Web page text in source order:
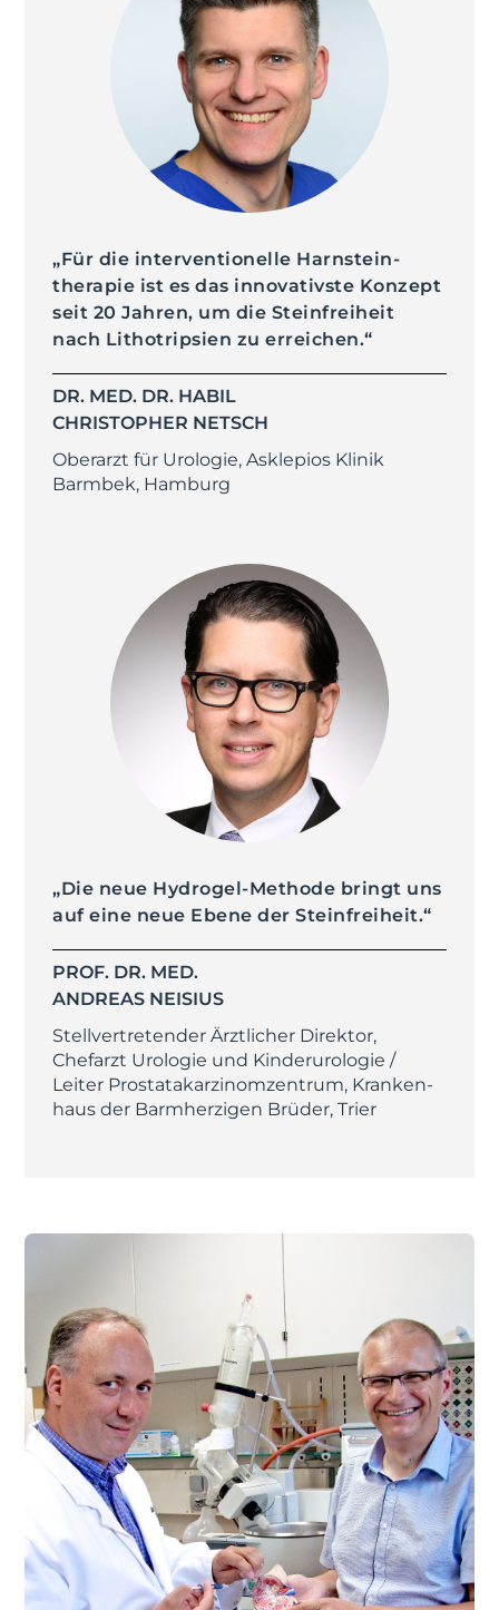
„Für die interventio­nelle Harn­stein­
therapie ist es das innova­tivste Konzept
seit 20 Jahren, um die Steinfreiheit
nach Lithotripsien zu erreichen.“
DR. MED. DR. HABIL
CHRISTOPHER NETSCH
Oberarzt für Urologie, Asklepios Klinik
Barmbek, Hamburg
„Die neue Hydrogel-Methode bringt uns
auf eine neue Ebene der Steinfreiheit.“
PROF. DR. MED.
ANDREAS NEISIUS
Stellvertretender Ärztlicher Direktor,
Chefarzt Urologie und Kinder­urologie /
Leiter Prostata­karzinom­zentrum, Kranken­
haus der Barmherzigen Brüder, Trier